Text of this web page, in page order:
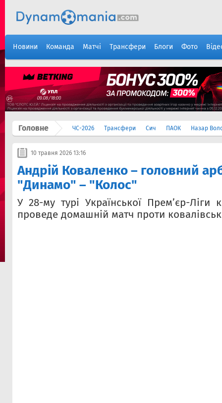
Новини Команда Матчі Трансфери Блоги Фото
Головне ЧС-2026 Трансфери Сич ПАОК Назар
10 травня 2026 13:16
Андрій Коваленко – головний
"Динамо" – "Колос"
У 28-му турі Української Прем’єр-Ліги
проведе домашній матч проти